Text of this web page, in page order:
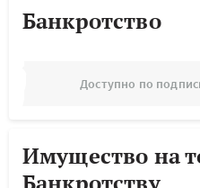
Банкротство
Доступно по
Имущество на